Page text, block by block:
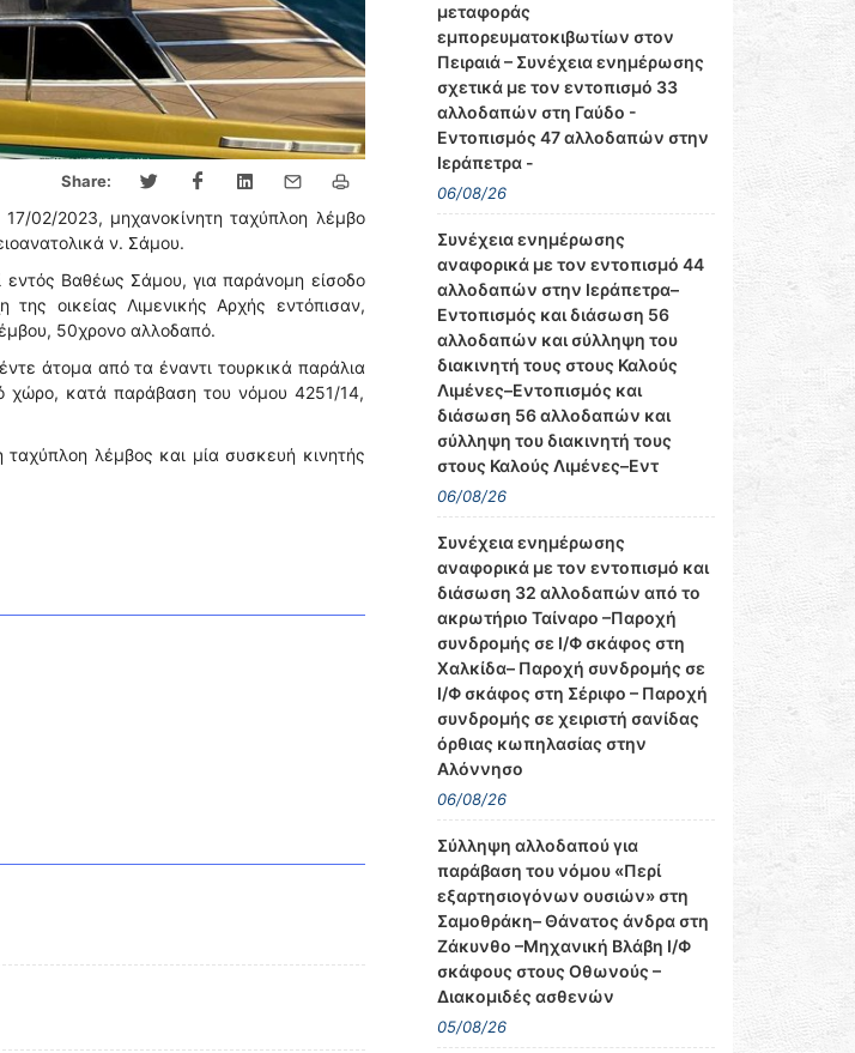
Share:
02/2023, μηχανοκίνητη ταχύπλοη λέμβο
ν. Σάμου.
Βαθέως Σάμου, για παράνομη είσοδο
οικείας Λιμενικής Αρχής εντόπισαν,
50χρονο αλλοδαπό.
άτομα από τα έναντι τουρκικά παράλια
χώρο, κατά παράβαση του νόμου 4251/14,
λέμβος και μία συσκευή κινητής
μεταφοράς
εμπορευματοκιβωτίων στον
Πειραιά – Συνέχεια ενημέρωσης
σχετικά με τον εντοπισμό 33
αλλοδαπών στη Γαύδο -
Εντοπισμός 47 αλλοδαπών στην
Ιεράπετρα -
06/08/26
Συνέχεια ενημέρωσης
αναφορικά με τον εντοπισμό 44
αλλοδαπών στην Ιεράπετρα–
Εντοπισμός και διάσωση 56
αλλοδαπών και σύλληψη του
διακινητή τους στους Καλούς
Λιμένες–Εντοπισμός και
διάσωση 56 αλλοδαπών και
σύλληψη του διακινητή τους
στους Καλούς Λιμένες–Εντ
06/08/26
Συνέχεια ενημέρωσης
αναφορικά με τον εντοπισμό και
διάσωση 32 αλλοδαπών από το
ακρωτήριο Ταίναρο –Παροχή
συνδρομής σε Ι/Φ σκάφος στη
Χαλκίδα– Παροχή συνδρομής σε
Ι/Φ σκάφος στη Σέριφο – Παροχή
συνδρομής σε χειριστή σανίδας
όρθιας κωπηλασίας στην
Αλόννησο
06/08/26
Σύλληψη αλλοδαπού για
παράβαση του νόμου «Περί
εξαρτησιογόνων ουσιών» στη
Σαμοθράκη– Θάνατος άνδρα στη
Ζάκυνθο –Μηχανική Βλάβη Ι/Φ
σκάφους στους Οθωνούς –
Διακομιδές ασθενών
05/08/26